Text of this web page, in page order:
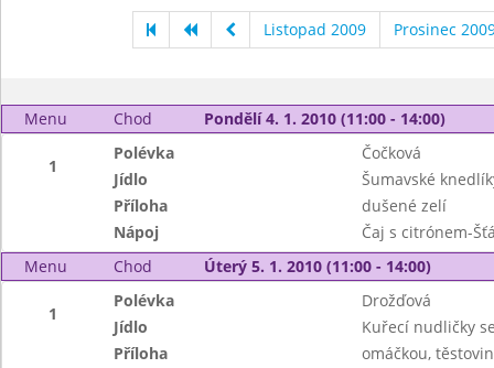
Listopad 2009 Prosinec
Menu Chod Pondělí 4. 1. 2010 (11:00 - 14:00)
1
Polévka
Čočková
Jídlo
Šumavské
Příloha
dušené zelí
Nápoj
Čaj s citrónem-
Menu
Chod Úterý 5. 1. 2010 (11:00 - 14:00)
1
Polévka
Drožďová
Jídlo
Kuřecí nudličky
Příloha
omáčkou,